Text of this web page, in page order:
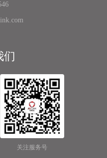
们
关注服务号